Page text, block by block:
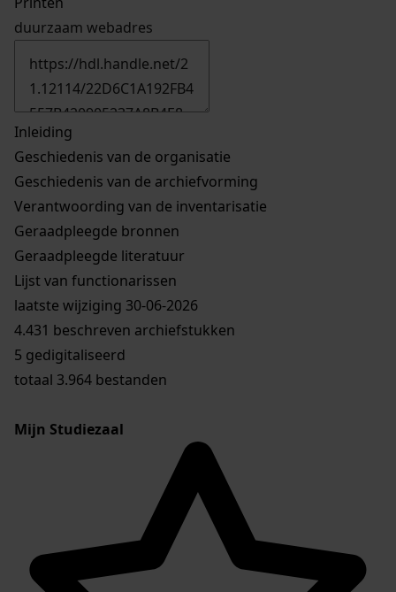
duurzaam webadres
Inleiding
Geschiedenis van de organisatie
Geschiedenis van de archiefvorming
Verantwoording van de inventarisatie
Geraadpleegde bronnen
Geraadpleegde literatuur
Lijst van functionarissen
laatste wijziging 30-06-2026
4.431 beschreven archiefstukken
5 gedigitaliseerd
totaal 3.964 bestanden
Mijn Studiezaal